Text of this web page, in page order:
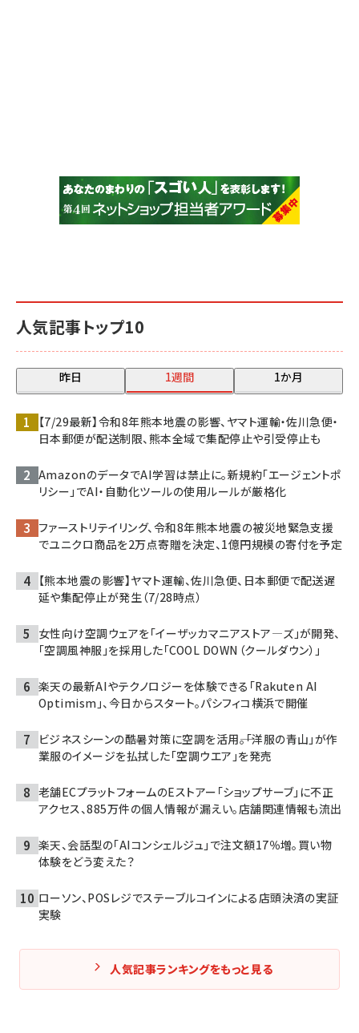
人気記事トップ10
昨日 1週間 1か月
【7/29最新】令和8年熊本地震の影響、ヤマト運輸・佐川急便・
日本郵便が配送制限、熊本全域で集配停止や引受停止も
AmazonのデータでAI学習は禁止に。新規約「エージェントポ
リシー」でAI・自動化ツールの使用ルールが厳格化
ファーストリテイリング、令和8年熊本地震の被災地緊急支援
でユニクロ商品を2万点寄贈を決定、1億円規模の寄付を予定
【熊本地震の影響】ヤマト運輸、佐川急便、日本郵便で配送遅
延や集配停止が発生（7/28時点）
女性向け空調ウェアを「イーザッカマニアストア―ズ」が開発、
「空調風神服」を採用した「COOL DOWN（クールダウン）」
楽天の最新AIやテクノロジーを体験できる「Rakuten AI
Optimism」、今日からスタート。パシフィコ横浜で開催
ビジネスシーンの酷暑対策に空調を活用――。「洋服の青山」が作
業服のイメージを払拭した「空調ウエア」を発売
老舗ECプラットフォームのEストアー「ショップサーブ」に不正
アクセス、885万件の個人情報が漏えい。店舗関連情報も流出
楽天、会話型の「AIコンシェルジュ」で注文額17％増。買い物
体験をどう変えた？
ローソン、POSレジでステーブルコインによる店頭決済の実証
実験
人気記事ランキングをもっと見る